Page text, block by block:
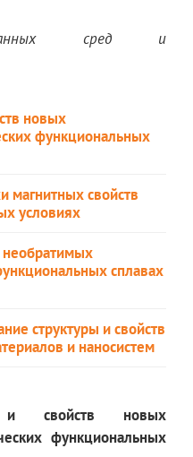
сред и
новых
функциональных
магнитных свойств
условиях
сплавах
структуры и свойств
и наносистем
и свойств новых
функциональных